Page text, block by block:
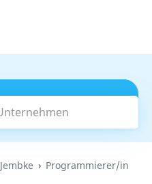
Suchen
Jembke Programmierer/in